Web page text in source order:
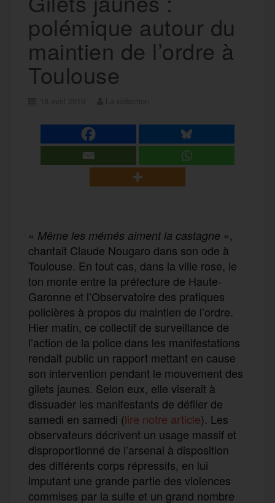
polémique autour du
maintien de l’ordre à
Toulouse
« Même les mémés aiment la castagne »,
chantait Claude Nougaro dans son ode à
Toulouse. En tout cas, dans la ville rose, le
ton monte entre la préfecture de Haute-
Garonne et l’Observatoire des pratiques
policières à propos du maintien de l’ordre.
Hier matin, ce collectif de surveillance de
l’action de la police dans les manifestations
rendait public un rapport mettant en cause
son intervention pendant le mouvement des
gilets jaunes. Selon eux, elle viserait à
dissuader les manifestants de défiler de
samedi en samedi (lire notre article). Les
observateurs décrivent un usage massif et
disproportionné de l’arsenal à disposition
des différents corps répressifs, en lui
imputant une grande partie des violences
commises par la suite et un grand nombre